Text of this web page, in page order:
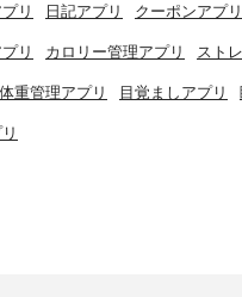
リ 日記アプリ クーポンアプリ
リ カロリー管理アプリ スト
体重管理アプリ 目覚ましアプリ